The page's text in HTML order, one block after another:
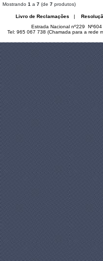
Mostrando 1 a 7 (de 7 produtos)
Livro de Reclamações |
Estrada Nacional nº229
Tel: 965 067 738 (Chamada para a rede